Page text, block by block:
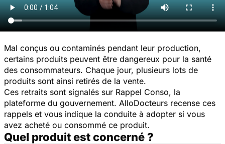
Mal conçus ou contaminés pendant leur production,
certains produits peuvent être dangereux pour la santé
des consommateurs. Chaque jour, plusieurs lots de
produits sont ainsi retirés de la vente.
Ces retraits sont signalés sur Rappel Conso, la
plateforme du gouvernement. AlloDocteurs recense ces
rappels et vous indique la conduite à adopter si vous
avez acheté ou consommé ce produit.
Quel produit est concerné ?